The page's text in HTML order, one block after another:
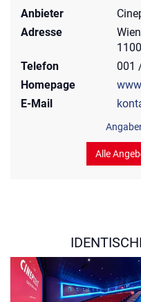
Anbieter
Adresse
Telefon
001
Homepage
E-Mail
Alle